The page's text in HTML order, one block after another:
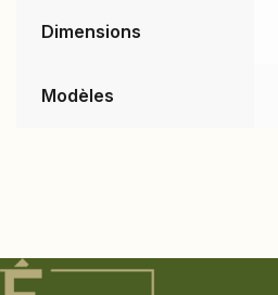
Dimensions
Modèles